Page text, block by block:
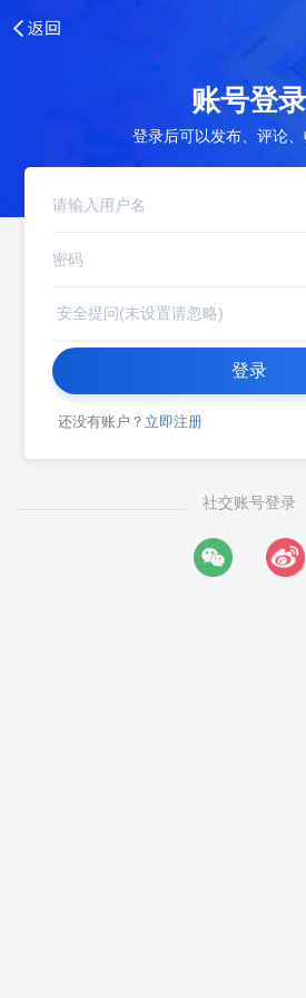
账号登录
登录后可以发布、评论
登录
还没有账户？ 立即注册
社交账号登录